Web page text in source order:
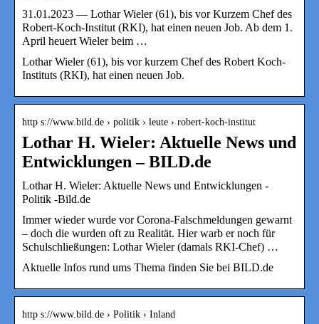
31.01.2023 — Lothar Wieler (61), bis vor Kurzem Chef des
Robert-Koch-Institut (RKI), hat einen neuen Job. Ab dem 1.
April heuert Wieler beim …
Lothar Wieler (61), bis vor kurzem Chef des Robert Koch-
Instituts (RKI), hat einen neuen Job.
http s://www.bild.de › politik › leute › robert-koch-institut
Lothar H. Wieler: Aktuelle News und
Entwicklungen – BILD.de
Lothar H. Wieler: Aktuelle News und Entwicklungen -
Politik -Bild.de
Immer wieder wurde vor Corona-Falschmeldungen gewarnt
– doch die wurden oft zu Realität. Hier warb er noch für
Schulschließungen: Lothar Wieler (damals RKI-Chef) …
Aktuelle Infos rund ums Thema finden Sie bei BILD.de
http s://www.bild.de › Politik › Inland